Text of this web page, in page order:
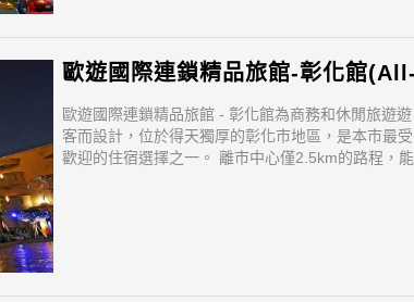
歐遊國際連鎖精品旅館 - 彰化館為商務和休閒旅遊遊
客而設計，位於得天獨厚的彰化市地區，是本市最受
歡迎的住宿選擇之一。 離市中心僅2.5km的路程，能